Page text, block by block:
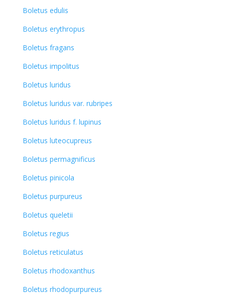
Boletus edulis
Boletus erythropus
Boletus fragans
Boletus impolitus
Boletus luridus
Boletus luridus var. rubripes
Boletus luridus f. lupinus
Boletus luteocupreus
Boletus permagnificus
Boletus pinicola
Boletus purpureus
Boletus queletii
Boletus regius
Boletus reticulatus
Boletus rhodoxanthus
Boletus rhodopurpureus